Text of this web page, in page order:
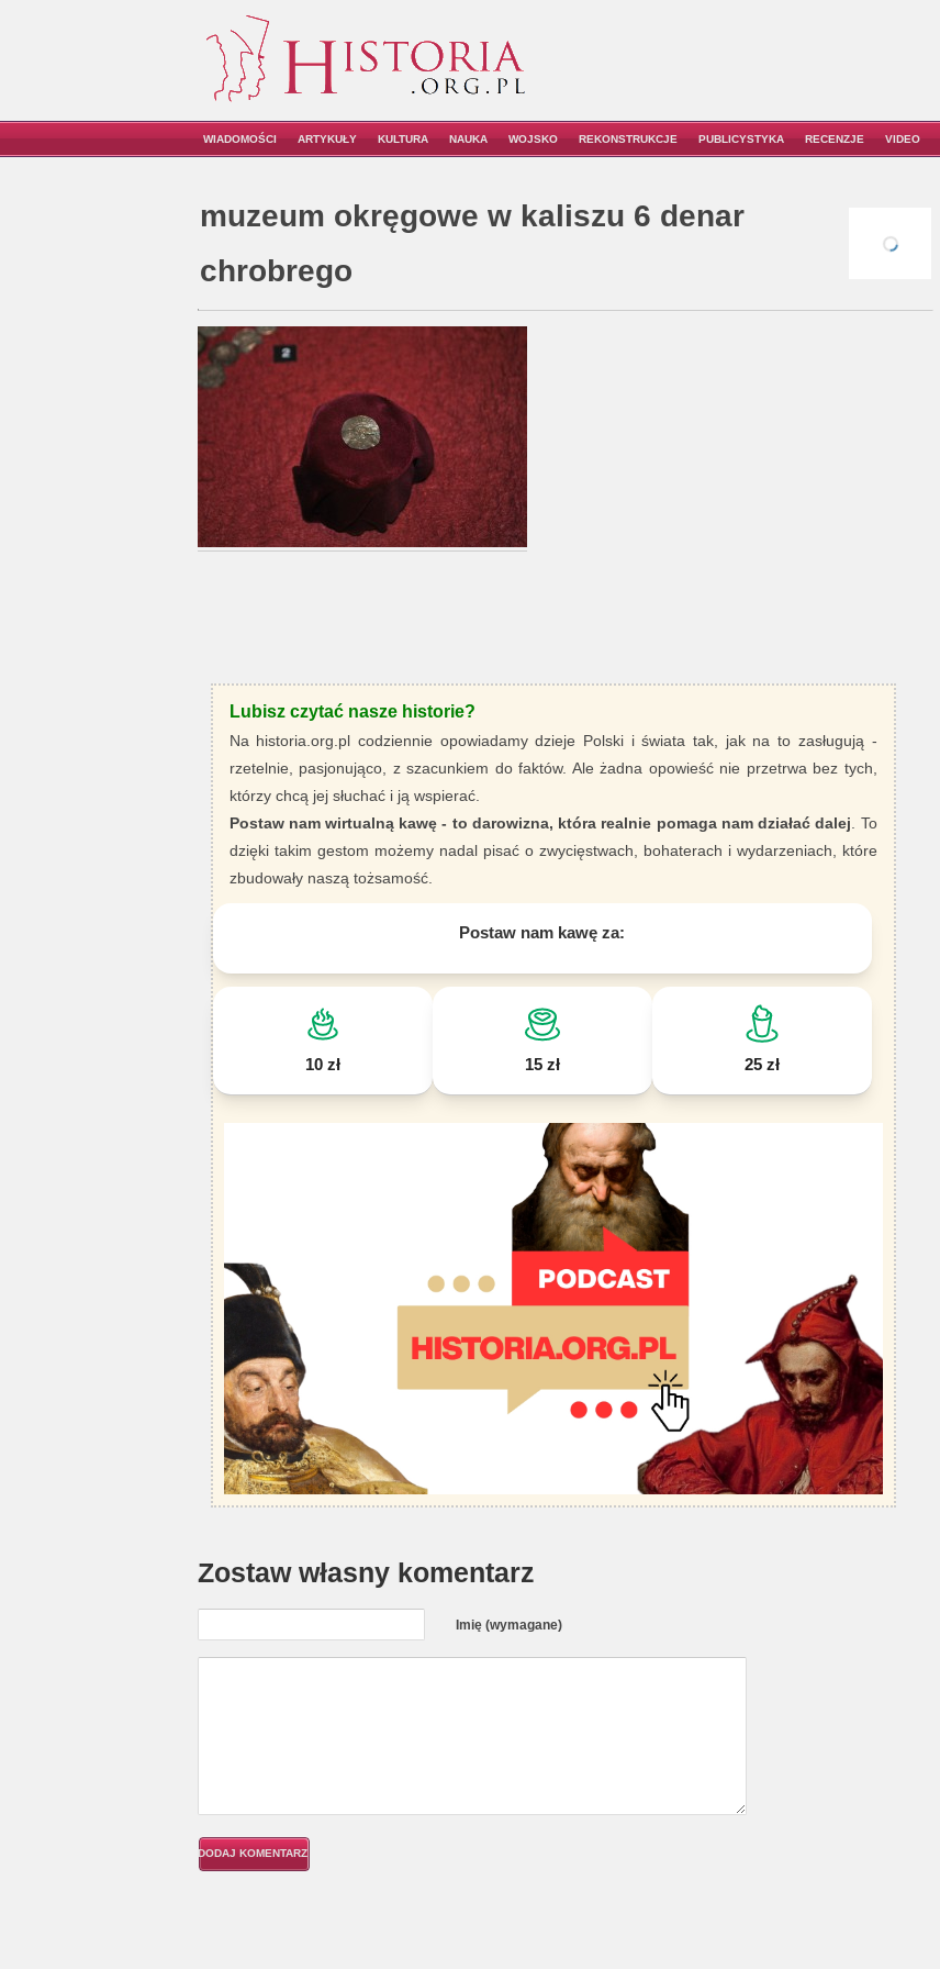
WIADOMOŚCI ARTYKUŁY KULTURA NAUKA WOJSKO REKONSTRUKCJE PUBLICYSTYKA RECENZJE VIDEO
muzeum okręgowe w kaliszu 6 denar
chrobrego
Lubisz czytać nasze historie?
Na historia.org.pl codziennie opowiadamy dzieje Polski i świata tak, jak na to zasługują -
rzetelnie, pasjonująco, z szacunkiem do faktów. Ale żadna opowieść nie przetrwa bez tych,
którzy chcą jej słuchać i ją wspierać.
Postaw nam wirtualną kawę - to darowizna, która realnie pomaga nam działać dalej . To
dzięki takim gestom możemy nadal pisać o zwycięstwach, bohaterach i wydarzeniach, które
zbudowały naszą tożsamość.
Postaw nam kawę za:
10 zł 15 zł 25 zł
Zostaw własny komentarz
Imię (wymagane)